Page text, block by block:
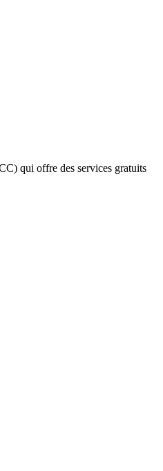
qui offre des services gratuits